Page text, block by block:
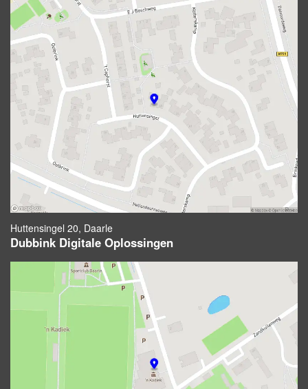
Huttensingel 20, Daarle
Dubbink Digitale Oplossingen